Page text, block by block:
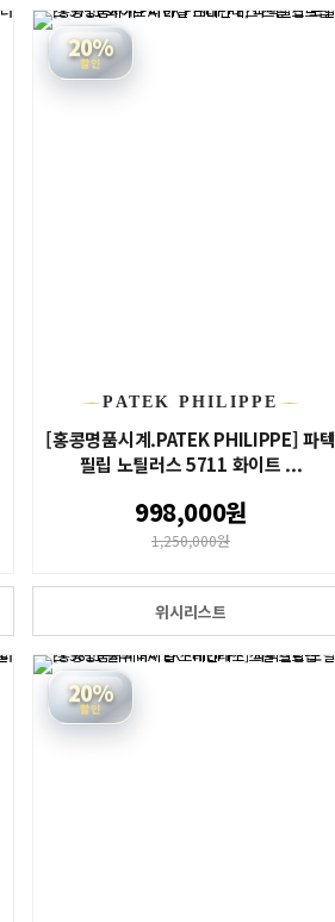
20%
할인
PATEK PHILIPPE
[홍콩명품시계.PATEK PHILIPPE] 파텍
필립 노틸러스 5711 화이트 ...
998,000원
1,250,000원
위시리스트
20%
할인